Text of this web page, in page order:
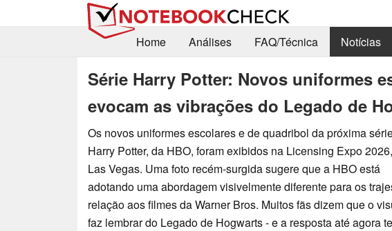
Home
Análises FAQ/Técnica Notícias
Série Harry Potter: Novos uniformes
evocam as vibrações do Legado de
Os novos uniformes escolares e de quadribol da próxima
Harry Potter, da HBO, foram exibidos na Licensing Expo
Las Vegas. Uma foto recém-surgida sugere que a HBO está
adotando uma abordagem visivelmente diferente para os
relação aos filmes da Warner Bros. Muitos fãs dizem que o
faz lembrar do Legado de Hogwarts - e a resposta até agora